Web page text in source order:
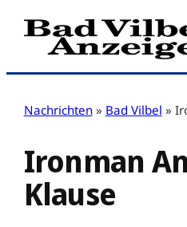
Zum
Inhalt
Nachrichten » Bad Vilbel »
Ironman
Klause